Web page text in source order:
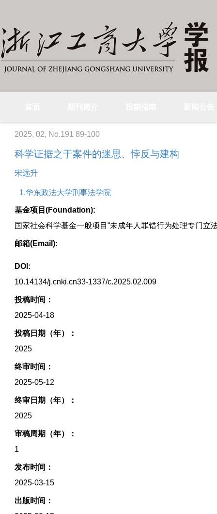
2025, 02, No.191 89-100
科学证据之于案件的迷思、悖反与建构
宋远升
1.华东政法大学刑事法学院
基金项目(Foundation):
国家社会科学基金一般项目“未成年人罪错行为处理专门立
邮箱(Email):
DOI:
10.14134/j.cnki.cn33-1337/c.2025.02.009
投稿时间：
2025-04-18
投稿日期（年）：
2025
终审时间：
2025-05-12
终审日期（年）：
2025
审稿周期（年）：
1
发布时间：
2025-03-15
出版时间：